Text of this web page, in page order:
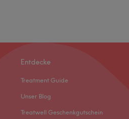
Entdecke
Treatment Guide
Unser Blog
Treatwell Geschenkgutschein